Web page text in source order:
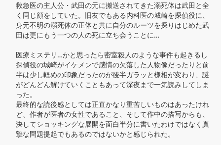
救急医の主人公・武田の元に搬送されてきた溺死体は武田と全
く同じ顔をしていた。旧友でもある内科医の城崎を探偵役に、
身元不明の溺死体の正体と共に自分のルーツを探りはじめた武
田は更にもう一つの人の死に立ち会うことに…
医療ミステリ…かと思ったら密室殺人のような事件も起きるし
探偵役の城崎がイケメンで感情の欠落した人物像だったりと前
半は少し軽めの印象だったのが後半ガラッと様相が変わり、謎
がどんどん解けていくこともあって深夜まで一気読みしてしま
った。
最終的な読後感としては正直かなり重苦しいものはあったけれ
ど、作者が医者の女性であること、そして作中の描写からも、
決してショッキングな展開を面白半分に書いたわけではなく真
摯な問題提起でもあるのではないかと感じられた。